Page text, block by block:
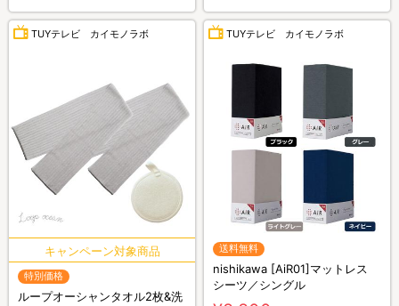
TUYテレビ カイモノラボ
特別価格
ループオーシャンタオル2枚&洗
TUYテレビ カイモノラボ
送料無料
nishikawa [AiR01]マットレス
シーツ／シングル